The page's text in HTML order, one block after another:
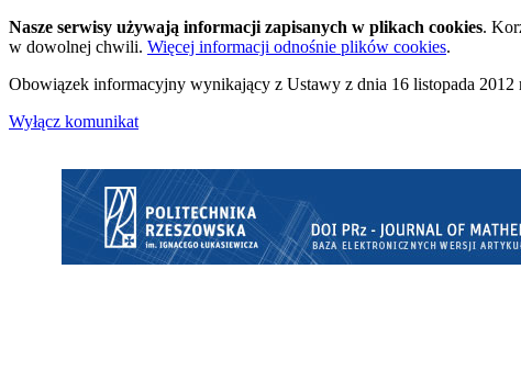
Nasze serwisy używają informacji zapisanych w plikach cookies.
w dowolnej chwili. Więcej informacji odnośnie plików cookies.
Obowiązek informacyjny wynikający z Ustawy z dnia 16 listopada
Wyłącz komunikat